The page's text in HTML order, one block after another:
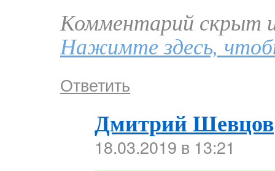
Комментарий скрыт
Нажимте здесь,
Ответить
Дмитрий Шевцов
18.03.2019 в 13:21